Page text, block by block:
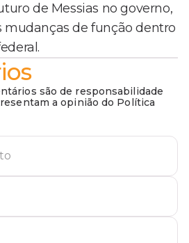
de Messias no governo,
mudanças de função dentro
são de responsabilidade
a opinião do Política